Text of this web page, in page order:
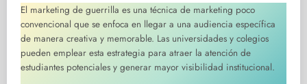
El marketing de guerrilla es una técnica de marketing poco
convencional que se enfoca en llegar a una audiencia específica
de manera creativa y memorable. Las universidades y colegios
pueden emplear esta estrategia para atraer la atención de
estudiantes potenciales y generar mayor visibilidad institucional.